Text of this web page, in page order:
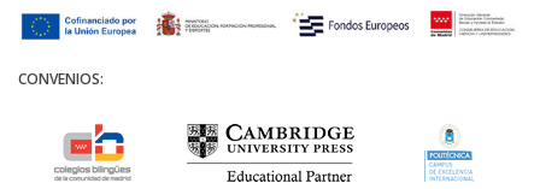
CONVENIOS: